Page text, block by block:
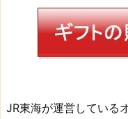
JR東海が運営している